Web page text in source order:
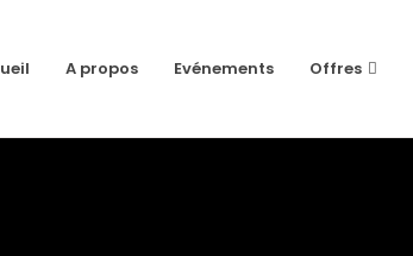
A propos Evénements Offres